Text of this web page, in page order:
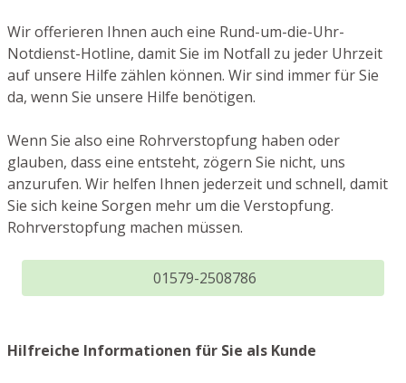
Wir offerieren Ihnen auch eine Rund-um-die-Uhr-
Notdienst-Hotline, damit Sie im Notfall zu jeder Uhrzeit
auf unsere Hilfe zählen können. Wir sind immer für Sie
da, wenn Sie unsere Hilfe benötigen.
Wenn Sie also eine Rohrverstopfung haben oder
glauben, dass eine entsteht, zögern Sie nicht, uns
anzurufen. Wir helfen Ihnen jederzeit und schnell, damit
Sie sich keine Sorgen mehr um die Verstopfung.
Rohrverstopfung machen müssen.
01579-2508786
Hilfreiche Informationen für Sie als Kunde